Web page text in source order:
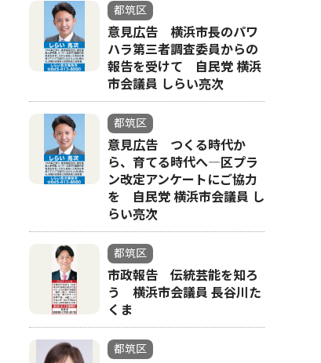
都筑区
意見広告 横浜市長のパワ
ハラ第三者調査委員からの
報告を受けて 自民党 横浜
市会議員 しらい亮次
都筑区
意見広告 つくる時代か
ら、育てる時代へ―区プラ
ン改定アンケートにご協力
を 自民党 横浜市会議員 し
らい亮次
都筑区
市政報告 伝統芸能を知ろ
う 横浜市会議員 長谷川た
くま
都筑区